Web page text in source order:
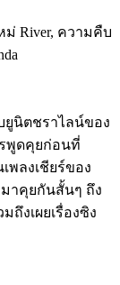
ยูนิตชราไลน์ของ
พูดคุยก่อนที่
พลงเชียร์ของ
มาคุยกันสั้นๆ ถึง
งเผยเรื่องซิง